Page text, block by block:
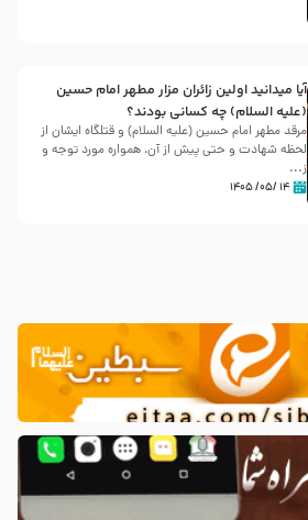
آیا میدانید اولین زائران مزار مطهر امام حسین
(علیه السلام) چه کسانی بودند؟
مرقد مطهر امام حسین (علیه السلام) و قتلگاه ایشان از
لحظه شهادت و حتی پیش از آن، همواره مورد توجه و
ز...
۱۴ /۰۵/ ۱۴۰۵